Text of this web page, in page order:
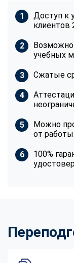
Доступ к
клиентов
учебных
Сжатые
Можно
от работы.
100%